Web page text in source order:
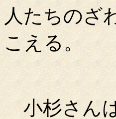
人たちのざ
こえる。
小杉さんは